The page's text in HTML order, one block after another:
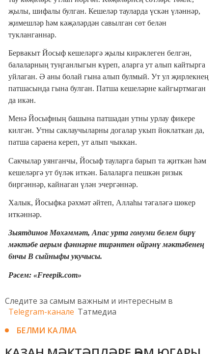
җылы, шифалы булган. Кешеләр тауларда үскән үләннәр,
җимешләр һәм кәҗәләрдән савылган сөт белән
тукланганнар.
Бервакыт Йосыф кешеләргә җылы кирәклеген белгән,
балаларның туңганлыгын күреп, аларга ут алып кайтырга
уйлаган. Ә аны болай гына алып булмый. Ут ул җирлекнең
патшасында гына булган. Патша кешеләрне кайгыртмаган
да икән.
Менә Йосыфның башына патшадан утны урлау фикере
килгән. Утны саклаучыларны догалар укып йоклаткан да,
патша сараена кереп, ут алып чыккан.
Сакчылар уянганчы, Йосыф тауларга барып та җиткән һәм
кешеләргә ут бүләк иткән. Балаларга пешкән ризык
биргәннәр, кайнаган үлән эчергәннәр.
Халык, Йосыфка рәхмәт әйтеп, Аллаһы тәгаләгә шөкер
иткәннәр.
Зыятдинов Мөхәммәт, Апас урта гомуми белем бирү
мәктәбе аерым фәннәрне тирәнтен өйрәнү мәктәбенең
6нчы В сыйныфы укучысы.
Рәсем: «Freepik.com»
Следите за самым важным и интересным в
Telegram-канале Татмедиа
БЕЛМИ КАЛМА